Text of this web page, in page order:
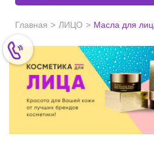
Главная ЛИЦО Масла для